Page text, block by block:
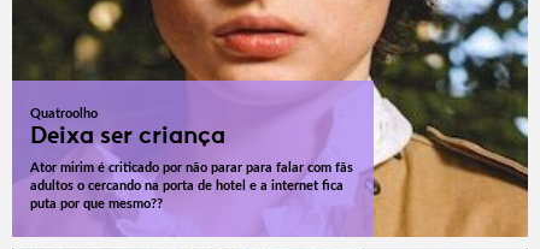
Quatroolho
Deixa ser criança
Ator mirim é criticado por não parar para falar com fãs
adultos o cercando na porta de hotel e a internet fica
puta por que mesmo??